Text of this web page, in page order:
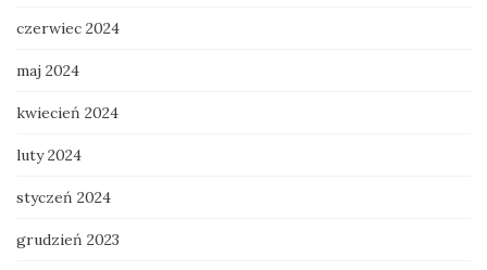
czerwiec 2024
maj 2024
kwiecień 2024
luty 2024
styczeń 2024
grudzień 2023